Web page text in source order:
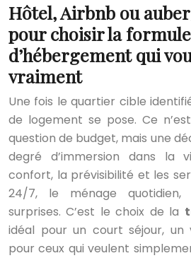
Hôtel, Airbnb ou
pour choisir la formule
d’hébergement qui
vraiment
Une fois le quartier cible
de logement se pose. Ce
question de budget, mais une
degré d’immersion dans la
confort, la prévisibilité et les
24/7, le ménage quotidien,
surprises. C’est le choix de la
idéal pour un court séjour, un
pour ceux qui veulent